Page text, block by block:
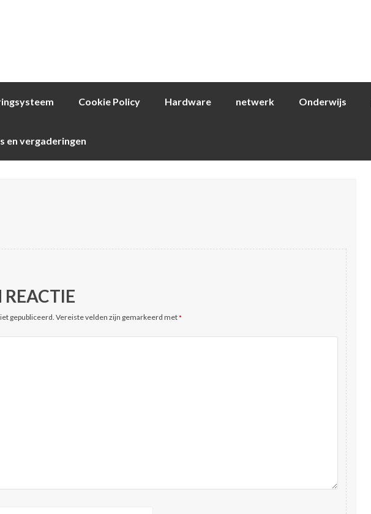
Cookie Policy Hardware netwerk Onderwijs
en vergaderingen
REACTIE
gepubliceerd.Vereiste velden zijn gemarkeerd met*